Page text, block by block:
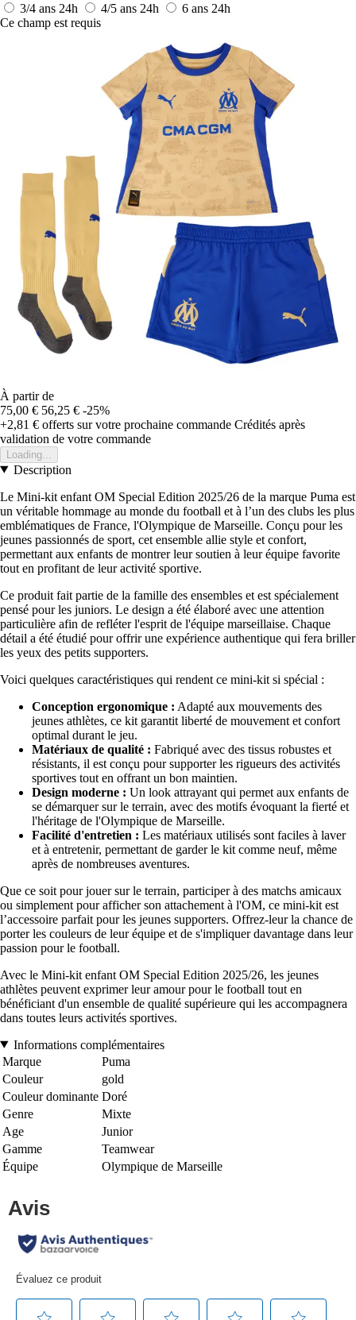
3/4 ans 24h 4/5 ans 24h 6 ans 24h
Ce champ est requis
À partir de
75,00 € 56,25 € -25%
+2,81 € offerts sur votre prochaine commande Crédités après
validation de votre commande
Loading...
Description
Le Mini-kit enfant OM Special Edition 2025/26 de la marque Puma est
un véritable hommage au monde du football et à l’un des clubs les plus
emblématiques de France, l'Olympique de Marseille. Conçu pour les
jeunes passionnés de sport, cet ensemble allie style et confort,
permettant aux enfants de montrer leur soutien à leur équipe favorite
tout en profitant de leur activité sportive.
Ce produit fait partie de la famille des ensembles et est spécialement
pensé pour les juniors. Le design a été élaboré avec une attention
particulière afin de refléter l'esprit de l'équipe marseillaise. Chaque
détail a été étudié pour offrir une expérience authentique qui fera briller
les yeux des petits supporters.
Voici quelques caractéristiques qui rendent ce mini-kit si spécial :
Conception ergonomique : Adapté aux mouvements des
jeunes athlètes, ce kit garantit liberté de mouvement et confort
optimal durant le jeu.
Matériaux de qualité : Fabriqué avec des tissus robustes et
résistants, il est conçu pour supporter les rigueurs des activités
sportives tout en offrant un bon maintien.
Design moderne : Un look attrayant qui permet aux enfants de
se démarquer sur le terrain, avec des motifs évoquant la fierté et
l'héritage de l'Olympique de Marseille.
Facilité d'entretien : Les matériaux utilisés sont faciles à laver
et à entretenir, permettant de garder le kit comme neuf, même
après de nombreuses aventures.
Que ce soit pour jouer sur le terrain, participer à des matchs amicaux
ou simplement pour afficher son attachement à l'OM, ce mini-kit est
l’accessoire parfait pour les jeunes supporters. Offrez-leur la chance de
porter les couleurs de leur équipe et de s'impliquer davantage dans leur
passion pour le football.
Avec le Mini-kit enfant OM Special Edition 2025/26, les jeunes
athlètes peuvent exprimer leur amour pour le football tout en
bénéficiant d'un ensemble de qualité supérieure qui les accompagnera
dans toutes leurs activités sportives.
Informations complémentaires
Marque
Puma
Couleur
gold
Couleur dominante Doré
Genre
Mixte
Age
Junior
Gamme
Teamwear
Équipe
Olympique de Marseille